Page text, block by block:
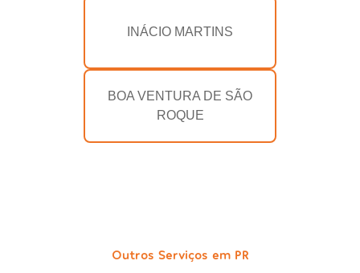
INÁCIO MARTINS
BOA VENTURA DE SÃO
ROQUE
Outros Serviços em PR